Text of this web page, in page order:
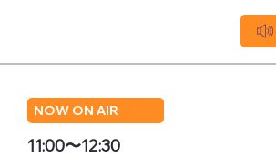
NOW ON AIR
11:00〜12:30